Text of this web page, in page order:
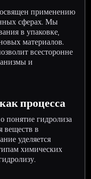
применению
сферах. Мы
в упаковке,
материалов.
всесторонне
и
процесса
понятие гидролиза
веществ в
уделяется
химических